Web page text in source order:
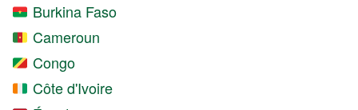
Burkina Faso
Cameroun
Congo
Côte d'Ivoire